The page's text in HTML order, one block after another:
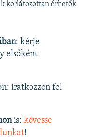
korlátozottan érhetők
: kérje
elsőként
iratkozzon fel
is: kövesse
! ​